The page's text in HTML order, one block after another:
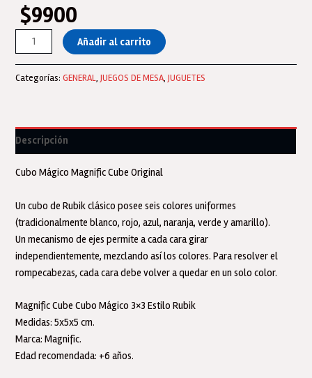
$9900
Magnific
Cube
Original
Añadir al carrito
Categorías:GENERAL,JUEGOS DE MESA,JUGUETES
Descripción
Cubo Mágico Magnific Cube Original
Un cubo de Rubik clásico posee seis colores uniformes
(tradicionalmente blanco, rojo, azul, naranja, verde y amarillo).
Un mecanismo de ejes permite a cada cara girar
independientemente, mezclando así los colores. Para resolver el
rompecabezas, cada cara debe volver a quedar en un solo color.
Magnific Cube Cubo Mágico 3×3 Estilo Rubik
Medidas: 5x5x5 cm.
Marca: Magnific.
Edad recomendada: +6 años.